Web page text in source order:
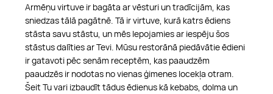
Armēņu virtuve ir bagāta ar vēsturi un tradīcijām, kas
sniedzas tālā pagātnē. Tā ir virtuve, kurā katrs ēdiens
stāsta savu stāstu, un mēs lepojamies ar iespēju šos
stāstus dalīties ar Tevi. Mūsu restorānā piedāvātie ēdieni
ir gatavoti pēc senām receptēm, kas paaudzēm
paaudzēs ir nodotas no vienas ģimenes locekļa otram.
Šeit Tu vari izbaudīt tādus ēdienus kā kebabs, dolma un